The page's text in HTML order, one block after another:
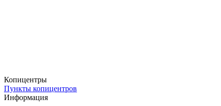
подарков клиентам и сотрудникам.
Копицентры
Пункты копицентров
Информация